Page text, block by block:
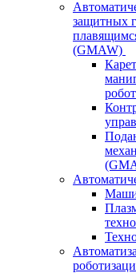
защитных
(GMAW)